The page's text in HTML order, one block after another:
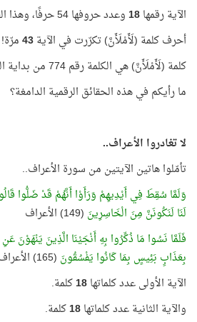
الآية رقمها18وعدد حروفها 54 حرفًا، وهذا العدد =
أحرف كلمة (لَأَمْلَأَنَّ) تكرّرت في الآية43مرّة!
كلمة (لَأَمْلَأَنَّ) هي الكلمة رقم 774 من بداية السورة، ويساوي
ما رأيكم في هذه الحقائق الرقمية الدامغة؟
لا تغادروا الأعراف..
تأمّلوا هاتين الآيتين من سورة الأعراف..
وَلَمَّا سُقِطَ فِي أَيْدِيهِمْ وَرَأَوْا أَنَّهُمْ قَدْ ضَلُّوا
لَنَا لَنَكُونَنَّ مِنَ الْخَاسِرِينَ (149) الأعراف
فَلَمَّا نَسُوا مَا ذُكِّرُوا بِهِ أَنْجَيْنَا الَّذِينَ يَنْهَوْنَ
بِعَذَابٍ بَئِيسٍ بِمَا كَانُوا يَفْسُقُونَ (165) الأعراف
الآية الأولى عدد كلماتها18كلمة.
والآية الثانية عدد كلماتها18كلمة.